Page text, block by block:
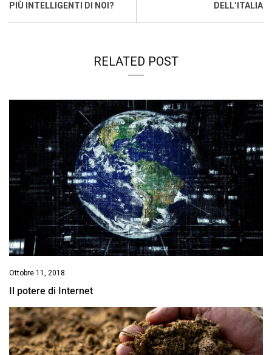
PIÙ INTELLIGENTI DI NOI?
DELL’ITALIA
RELATED POST
Ottobre 11, 2018
Il potere di Internet